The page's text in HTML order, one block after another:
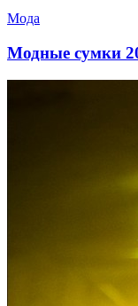
Мода
Модные сумки